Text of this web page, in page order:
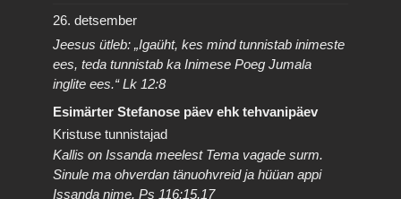
26. detsember
Jeesus ütleb: „Igaüht, kes mind tunnistab inimeste
ees, teda tunnistab ka Inimese Poeg Jumala
inglite ees.“ Lk 12:8
Esimärter Stefanose päev ehk tehvanipäev
Kristuse tunnistajad
Kallis on Issanda meelest Tema vagade surm.
Sinule ma ohverdan tänuohvreid ja hüüan appi
Issanda nime. Ps 116:15,17